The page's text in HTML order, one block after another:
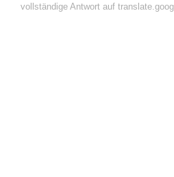
vollständige Antwort auf